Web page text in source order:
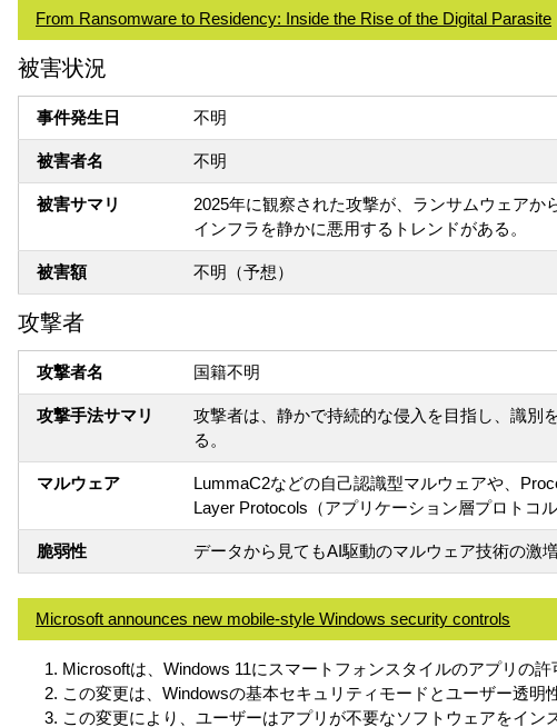
From Ransomware to Residency: Inside the Rise of the Digital Parasite
被害状況
事件発生日 不明
被害者名 不明
被害サマリ
2025年に観察された攻撃が、ランサムウェア
インフラを静かに悪用するトレンドがある。
被害額 不明（予想）
攻撃者
攻撃者名 国籍不明
攻撃手法サマリ
攻撃者は、静かで持続的な侵入を目指し、識別
る。
マルウェア
LummaC2などの自己認識型マルウェアや、
Layer Protocols（アプリケーション層プロトコ
脆弱性 データから見てもAI駆動のマルウェア技術の激
Microsoft announces new mobile-style Windows security controls
Microsoftは、Windows 11にスマートフォンスタイルのアプリの
この変更は、Windowsの基本セキュリティモードとユーザー透明
この変更により、ユーザーはアプリが不要なソフトウェアをイ